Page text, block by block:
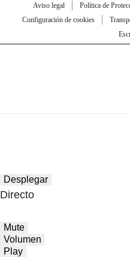
Aviso legal Política de
Configuración de cookies
Desplegar
Directo
Mute
Volumen
Play